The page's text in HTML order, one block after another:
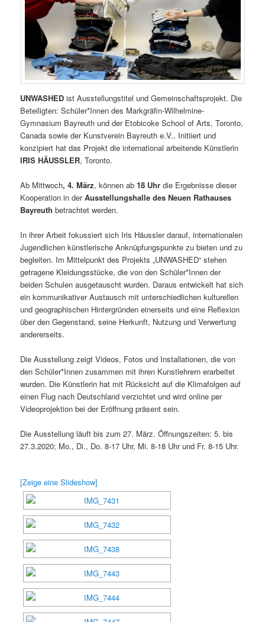
UNWASHEDist Ausstellungstitel und Gemeinschaftsprojekt. Die
Beteiligten: Schüler*Innen des Markgräfin-Wilhelmine-
Gymnasium Bayreuth und der Etobicoke School of Arts, Toronto,
Canada sowie der Kunstverein Bayreuth e.V.. Initiiert und
konzipiert hat das Projekt die international arbeitende Künstlerin
IRIS HÄUSSLER, Toronto.
Ab Mittwoch, 4. März, können ab18 Uhrdie Ergebnisse dieser
Kooperation in derAusstellungshalle des Neuen Rathauses
Bayreuthbetrachtet werden.
In ihrer Arbeit fokussiert sich Iris Häussler darauf, internationalen
Jugendlichen künstlerische Anknüpfungspunkte zu bieten und zu
begleiten. Im Mittelpunkt des Projekts „UNWASHED“ stehen
getragene Kleidungsstücke, die von den Schüler*Innen der
beiden Schulen ausgetauscht wurden. Daraus entwickelt hat sich
ein kommunikativer Austausch mit unterschiedlichen kulturellen
und geographischen Hintergründen einerseits und eine Reflexion
über den Gegenstand, seine Herkunft, Nutzung und Verwertung
andererseits.
Die Ausstellung zeigt Videos, Fotos und Installationen, die von
den Schüler*Innen zusammen mit ihren Kunstlehrern erarbeitet
wurden. Die Künstlerin hat mit Rücksicht auf die Klimafolgen auf
einen Flug nach Deutschland verzichtet und wird online per
Videoprojektion bei der Eröffnung präsent sein.
Die Ausstellung läuft bis zum 27. März. Öffnungszeiten: 5. bis
27.3.2020; Mo., Di., Do. 8-17 Uhr, Mi. 8-18 Uhr und Fr. 8-15 Uhr.
[Zeige eine Slideshow]